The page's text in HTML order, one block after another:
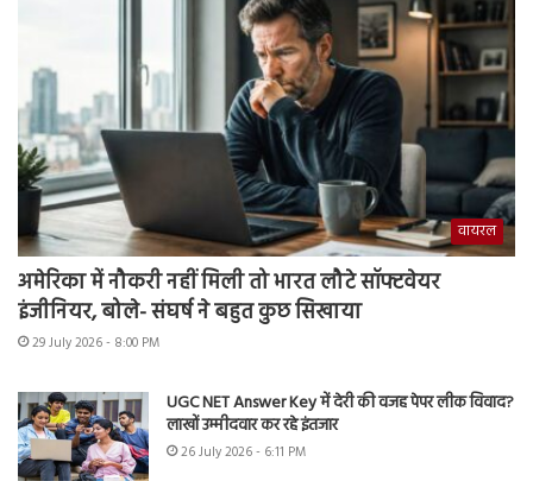
वायरल
अमेरिका में नौकरी नहीं मिली तो भारत लौटे सॉफ्टवेयर
इंजीनियर, बोले- संघर्ष ने बहुत कुछ सिखाया
29 July 2026 - 8:00 PM
UGC NET Answer Key में देरी की वजह पेपर लीक विवाद?
लाखों उम्मीदवार कर रहे इंतजार
26 July 2026 - 6:11 PM